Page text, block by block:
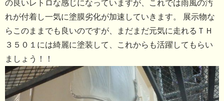
の良いレトロな感じになっていますが、これでは雨風の汚
れが付着し一気に塗膜劣化が加速していきます。 展示物な
らこのままでも良いのですが、まだまだ元気に走れるＴＨ
３５０１には綺麗に塗装して、これからも活躍してもらい
ましょう！！